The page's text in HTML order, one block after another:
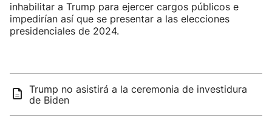
inhabilitar a Trump para ejercer cargos públicos e
impedirían así que se presentar a las elecciones
presidenciales de 2024.
Trump no asistirá a la ceremonia de investidura
de Biden